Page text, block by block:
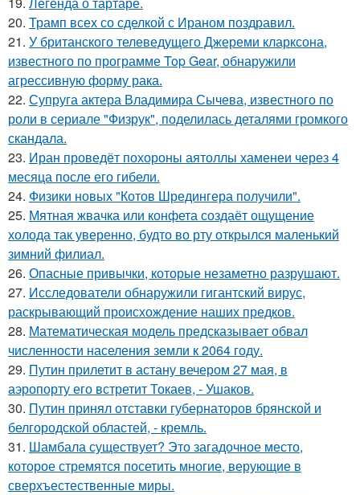
20. Трамп всех со сделкой с Ираном поздравил.
21. У британского телеведущего Джереми кларксона,
известного по программе Top Gear, обнаружили
агрессивную форму рака.
22. Супруга актера Владимира Сычева, известного по
роли в сериале "Физрук", поделилась деталями громкого
скандала.
23. Иран проведёт похороны аятоллы хаменеи через 4
месяца после его гибели.
24. Физики новых "Котов Шредингера получили".
25. Мятная жвачка или конфета создаёт ощущение
холода так уверенно, будто во рту открылся маленький
зимний филиал.
26. Опасные привычки, которые незаметно разрушают.
27. Исследователи обнаружили гигантский вирус,
раскрывающий происхождение наших предков.
28. Математическая модель предсказывает обвал
численности населения земли к 2064 году.
29. Путин прилетит в астану вечером 27 мая, в
аэропорту его встретит Токаев, - Ушаков.
30. Путин принял отставки губернаторов брянской и
белгородской областей, - кремль.
31. Шамбала существует? Это загадочное место,
которое стремятся посетить многие, верующие в
сверхъестественные миры.